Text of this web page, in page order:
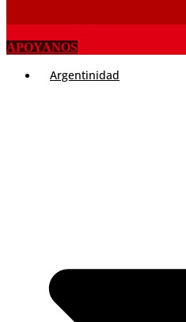
APOYANOS
Argentinidad